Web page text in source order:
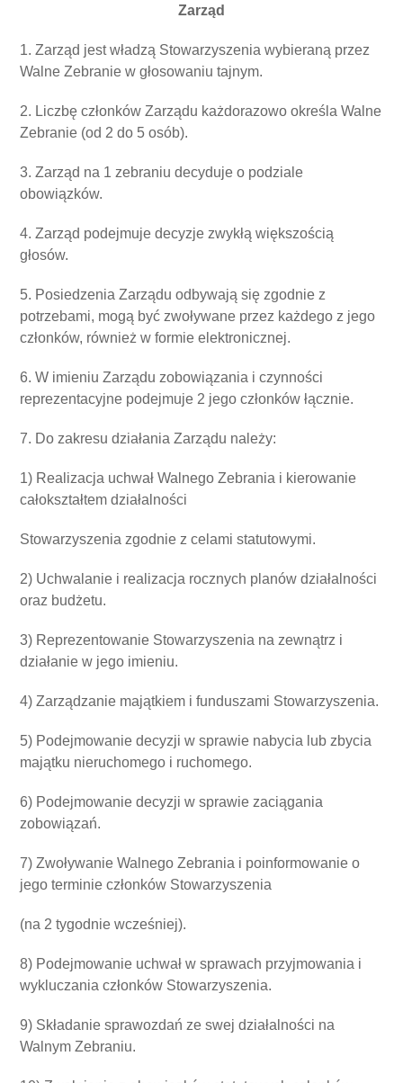
Zarząd
1. Zarząd jest władzą Stowarzyszenia wybieraną przez
Walne Zebranie w głosowaniu tajnym.
2. Liczbę członków Zarządu każdorazowo określa Walne
Zebranie (od 2 do 5 osób).
3. Zarząd na 1 zebraniu decyduje o podziale
obowiązków.
4. Zarząd podejmuje decyzje zwykłą większością
głosów.
5. Posiedzenia Zarządu odbywają się zgodnie z
potrzebami, mogą być zwoływane przez każdego z jego
członków, również w formie elektronicznej.
6. W imieniu Zarządu zobowiązania i czynności
reprezentacyjne podejmuje 2 jego członków łącznie.
7. Do zakresu działania Zarządu należy:
1) Realizacja uchwał Walnego Zebrania i kierowanie
całokształtem działalności
Stowarzyszenia zgodnie z celami statutowymi.
2) Uchwalanie i realizacja rocznych planów działalności
oraz budżetu.
3) Reprezentowanie Stowarzyszenia na zewnątrz i
działanie w jego imieniu.
4) Zarządzanie majątkiem i funduszami Stowarzyszenia.
5) Podejmowanie decyzji w sprawie nabycia lub zbycia
majątku nieruchomego i ruchomego.
6) Podejmowanie decyzji w sprawie zaciągania
zobowiązań.
7) Zwoływanie Walnego Zebrania i poinformowanie o
jego terminie członków Stowarzyszenia
(na 2 tygodnie wcześniej).
8) Podejmowanie uchwał w sprawach przyjmowania i
wykluczania członków Stowarzyszenia.
9) Składanie sprawozdań ze swej działalności na
Walnym Zebraniu.